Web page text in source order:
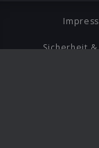
Sicherheit